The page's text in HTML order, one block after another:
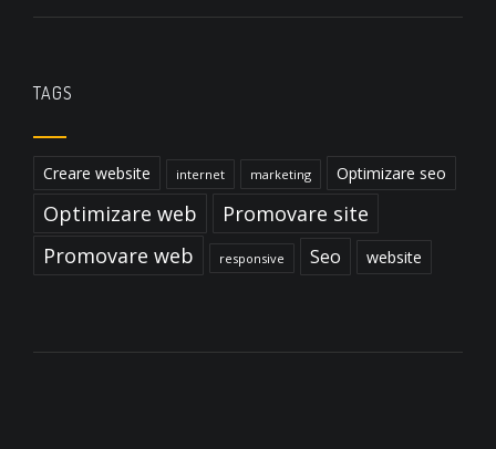
TAGS
Creare website internet marketing Optimizare seo
Optimizare web
Promovare site
Promovare web
responsive Seo website